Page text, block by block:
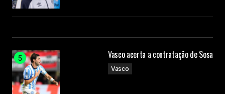
Vasco acerta a contratação de Sosa
Vasco